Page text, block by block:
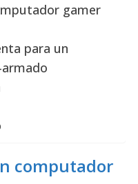
gamer
para un
computador